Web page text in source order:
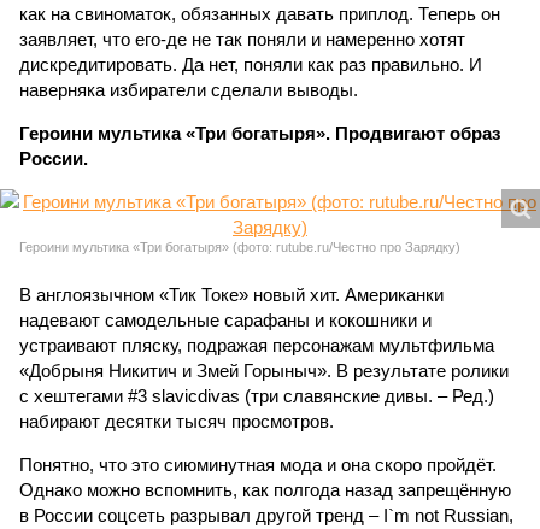
как на свиноматок, обязанных давать приплод. Теперь он
заявляет, что его-де не так поняли и намеренно хотят
дискредитировать. Да нет, поняли как раз правильно. И
наверняка избиратели сделали выводы.
Героини мультика «Три богатыря». Продвигают образ
России.
Героини мультика «Три богатыря» (фото: rutube.ru/Честно про Зарядку)
В англоязычном «Тик Токе» новый хит. Американки
надевают самодельные сарафаны и кокошники и
устраивают пляску, подражая персонажам мультфильма
«Добрыня Никитич и Змей Горыныч». В результате ролики
с хештегами #3 slavicdivas (три славянские дивы. – Ред.)
набирают десятки тысяч просмотров.
Понятно, что это сиюминутная мода и она скоро пройдёт.
Однако можно вспомнить, как полгода назад запрещённую
в России соцсеть разрывал другой тренд – I`m not Russian,